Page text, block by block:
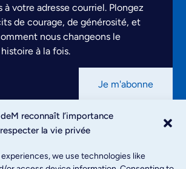
reconnaît l’importance
la vie privée
we use technologies like
à votre adresse courriel. Plongez
de courage, de générosité, et
nous changeons le
à la fois.
Je m'abonne
légales